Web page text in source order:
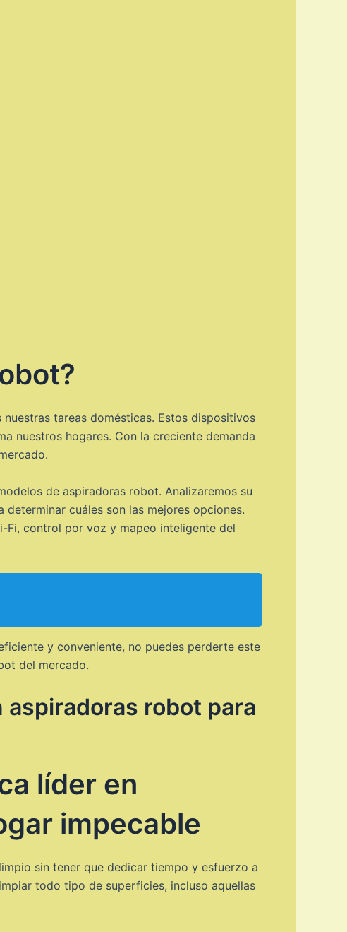
tareas domésticas. Estos dispositivos
nuestros hogares. Con la creciente demanda
de aspiradoras robot. Analizaremos su
cuáles son las mejores opciones.
Fi, control por voz y mapeo inteligente del
y conveniente, no puedes perderte este
del mercado.
aspiradoras robot para
líder en
impecable
sin tener que dedicar tiempo y esfuerzo a
todo tipo de superficies, incluso aquellas